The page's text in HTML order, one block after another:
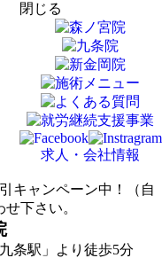
閉じる
求人・会社情報
九条駅」より徒歩5分